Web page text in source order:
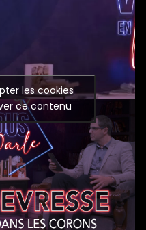
les cookies
ce contenu